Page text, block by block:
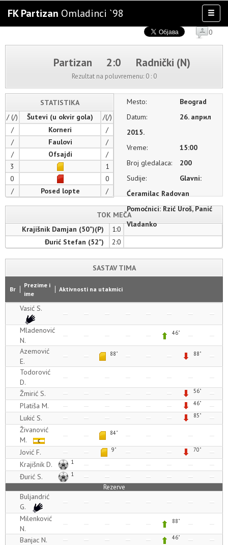
FK Partizan Omladinci `98
OSTALE SELEKCIJE
MULTIMEDIJA
0
Partizan 2:0 Radnički (N)
Rezultat na poluvremenu: 0 : 0
STATISTIKA
/ (/)
Šutevi (u okvir gola)
/(/)
/
Korneri
/
/
Faulovi
/
/
Ofsajdi
/
3
1
0
0
/
Posed lopte /
Mesto:
Beograd
Datum:
26. април
2015.
Vreme:
15:00
Broj gledalaca:
200
Sudije:
Glavni:
Ćeramilac Radovan
Pomoćnici: Rzić Uroš, Panić
Vladanko
TOK MEČA
Krajišnik Damjan (50")(P)
1:0
Đurić Stefan (52")
2:0
SASTAV TIMA
Br
Prezime i
ime
Aktivnosti na utakmici
Vasić S.
Mladenović
N.
46"
Azemović
E.
88" 88"
Todorović
D.
Žmirić S.
56"
Platiša M. 46"
Lukić S. 85"
Živanović
M.
84"
Jović F. 9" 70"
Krajišnik D. 1
Đurić S. 1
Rezerve
Buljandrić
G.
Milenković
N.
88"
Banjac N. 46"